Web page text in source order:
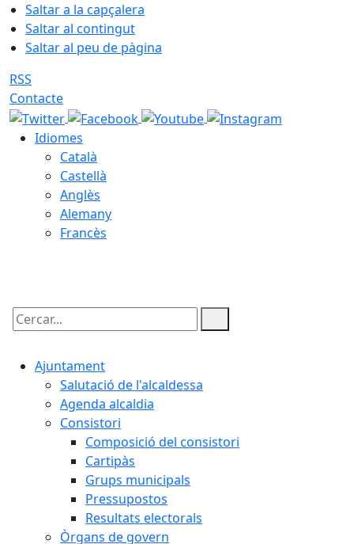
Saltar a la capçalera
Saltar al contingut
Saltar al peu de pàgina
RSS
Contacte
Idiomes
Català
Castellà
Anglès
Alemany
Francès
Cercar:
Ajuntament
Salutació de l'alcaldessa
Agenda alcaldia
Consistori
Composició del consistori
Cartipàs
Grups municipals
Pressupostos
Resultats electorals
Òrgans de govern